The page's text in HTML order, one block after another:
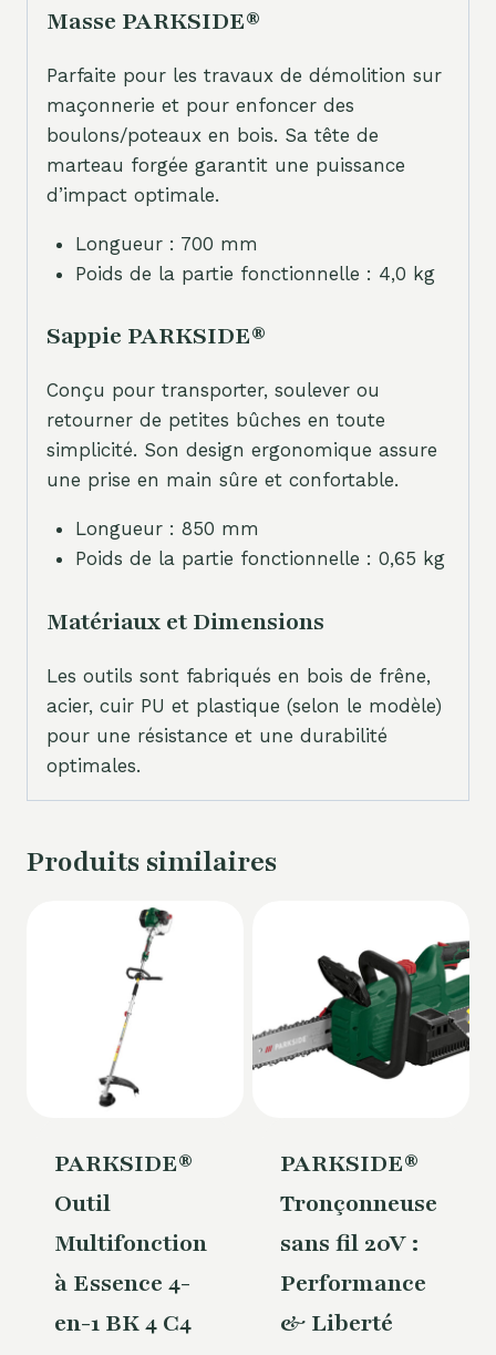
Masse PARKSIDE®
Parfaite pour les travaux de démolition sur
maçonnerie et pour enfoncer des
boulons/poteaux en bois. Sa tête de
marteau forgée garantit une puissance
d’impact optimale.
Longueur : 700 mm
Poids de la partie fonctionnelle : 4,0 kg
Sappie PARKSIDE®
Conçu pour transporter, soulever ou
retourner de petites bûches en toute
simplicité. Son design ergonomique assure
une prise en main sûre et confortable.
Longueur : 850 mm
Poids de la partie fonctionnelle : 0,65 kg
Matériaux et Dimensions
Les outils sont fabriqués en bois de frêne,
acier, cuir PU et plastique (selon le modèle)
pour une résistance et une durabilité
optimales.
Produits similaires
PARKSIDE®
Outil
Multifonction
à Essence 4-
en-1 BK 4 C4
PARKSIDE®
Tronçonneuse
sans fil 20V :
Performance
& Liberté